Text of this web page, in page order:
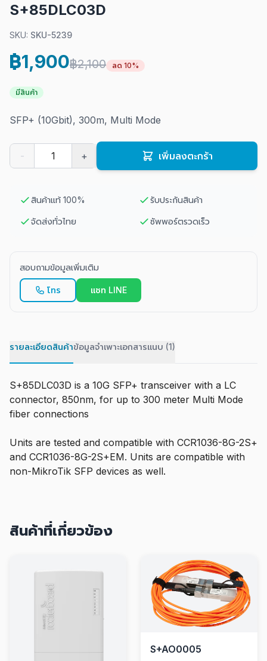
S+85DLC03D
SKU: SKU-5239
฿1,900฿2,100 ลด 10%
มีสินค้า
SFP+ (10Gbit), 300m, Multi Mode
- + เพิ่มลงตะกร้า
สินค้าแท้ 100% รับประกันสินค้า
จัดส่งทั่วไทย ซัพพอร์ตรวดเร็ว
สอบถามข้อมูลเพิ่มเติม
โทร แชท LINE
รายละเอียดสินค้าข้อมูลจำเพาะเอกสารแนบ (1)
S+85DLC03D is a 10G SFP+ transceiver with a LC
connector, 850nm, for up to 300 meter Multi Mode
fiber connections
Units are tested and compatible with CCR1036-8G-2S+
and CCR1036-8G-2S+EM. Units are compatible with
non-MikroTik SFP devices as well.
สินค้าที่เกี่ยวข้อง
S+AO0005